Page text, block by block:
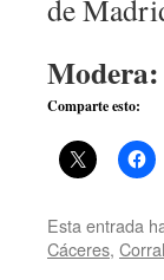
de
Modera:
Comparte esto:
Esta entrada
Cáceres, Corral